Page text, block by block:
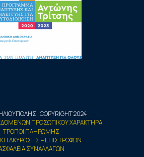
| COPYRIGHT 2024
ΠΡΟΣΩΠΙΚΟΥ ΧΑΡΑΚΤΗΡΑ
ΤΡΟΠΟΙ ΠΛΗΡΩΜΗΣ
ΑΚΥΡΩΣΗΣ – ΕΠΙΣΤΡΟΦΩΝ
ΣΥΝΑΛΛΑΓΩΝ